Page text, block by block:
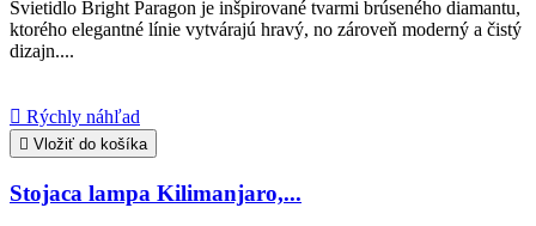
Svietidlo Bright Paragon je inšpirované tvarmi brúseného diamantu,
ktorého elegantné línie vytvárajú hravý, no zároveň moderný a čistý
dizajn....
 Rýchly náhľad
 Vložiť do košíka
Stojaca lampa Kilimanjaro,...